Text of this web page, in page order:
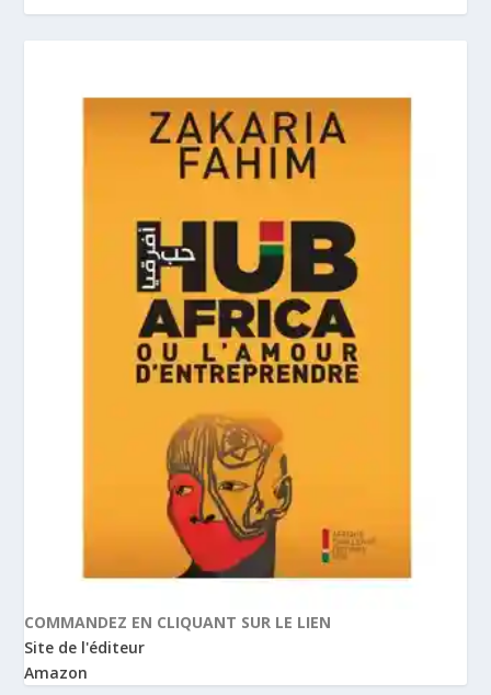
COMMANDEZ EN CLIQUANT SUR LE LIEN
Site de l'éditeur
Amazon